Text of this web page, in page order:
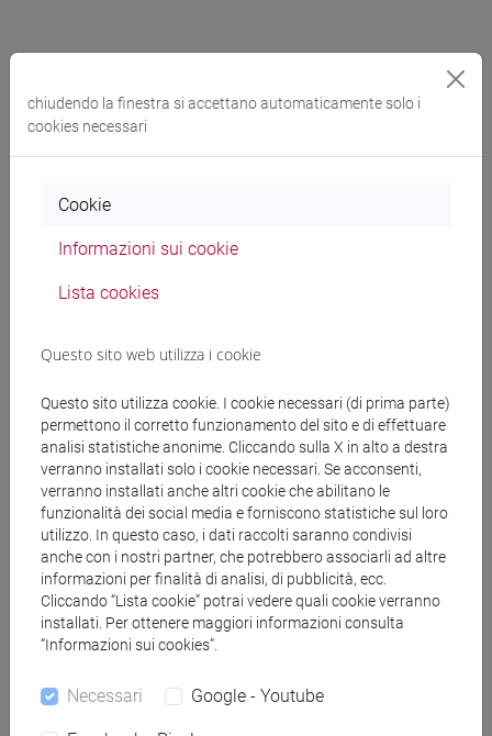
Programma
Docenti
DE VIDO Sara
Materiali didattici
Materiali su Moodle
Corsi di studio e percorsi
[LM60] RELAZIONI INTERNAZIONALI
COMPARATE - Laurea magistrale (DM270)
percorso comune
chiudendo la finestra si accettano automaticamente solo i
cookies necessari
Cookie
Informazioni sui cookie
Lista cookies
Questo sito web utilizza i cookie
Questo sito utilizza cookie. I cookie necessari (di prima parte)
permettono il corretto funzionamento del sito e di effettuare
analisi statistiche anonime. Cliccando sulla X in alto a destra
verranno installati solo i cookie necessari. Se acconsenti,
verranno installati anche altri cookie che abilitano le
funzionalità dei social media e forniscono statistiche sul loro
utilizzo. In questo caso, i dati raccolti saranno condivisi
anche con i nostri partner, che potrebbero associarli ad altre
informazioni per finalità di analisi, di pubblicità, ecc.
Cliccando “Lista cookie” potrai vedere quali cookie verranno
installati. Per ottenere maggiori informazioni consulta
“Informazioni sui cookies”.
Necessari Google - Youtube